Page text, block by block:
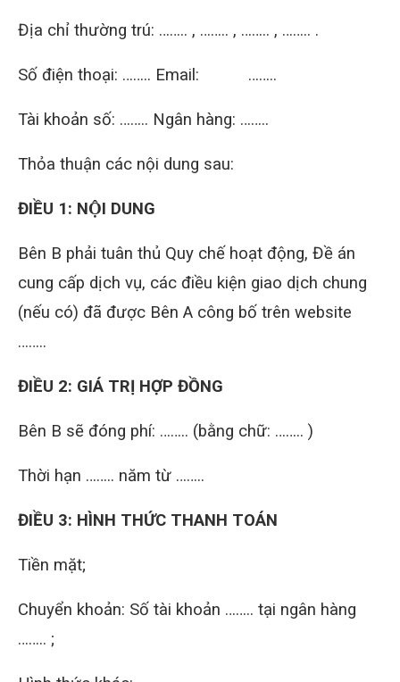
Địa chỉ thường trú: …….. , …….. , …….. , …….. .
Số điện thoại: …….. Email: ……..
Tài khoản số: …….. Ngân hàng: ……..
Thỏa thuận các nội dung sau:
ĐIỀU 1: NỘI DUNG
Bên B phải tuân thủ Quy chế hoạt động, Đề án
cung cấp dịch vụ, các điều kiện giao dịch chung
(nếu có) đã được Bên A công bố trên website
……..
ĐIỀU 2: GIÁ TRỊ HỢP ĐỒNG
Bên B sẽ đóng phí: …….. (bằng chữ: …….. )
Thời hạn …….. năm từ ……..
ĐIỀU 3: HÌNH THỨC THANH TOÁN
Tiền mặt;
Chuyển khoản: Số tài khoản …….. tại ngân hàng
…….. ;